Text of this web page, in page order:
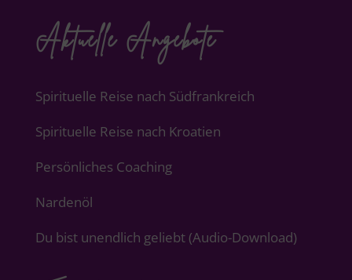
Aktuelle Angebote
Spirituelle Reise nach Südfrankreich
Spirituelle Reise nach Kroatien
Persönliches Coaching
Nardenöl
Du bist unendlich geliebt (Audio-Download)